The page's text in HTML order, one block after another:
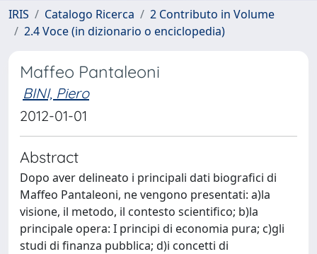
IRIS Catalogo Ricerca
2 Contributo in Volume
2.4 Voce (in dizionario o enciclopedia)
Maffeo Pantaleoni
BINI, Piero
2012-01-01
Abstract
Dopo aver delineato i principali dati biografici di
Maffeo Pantaleoni, ne vengono presentati: a)la
visione, il metodo, il contesto scientifico; b)la
principale opera: I principi di economia pura; c)gli
studi di finanza pubblica; d)i concetti di